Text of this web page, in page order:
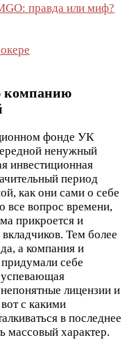
правда или миф?
компанию
фонде УК
ненужный
инвестиционная
период
как они сами о себе
все вопрос времени,
прикроется и
Тем более
а компания и
себе
лицензии и
с какими
в последнее
массовый характер.